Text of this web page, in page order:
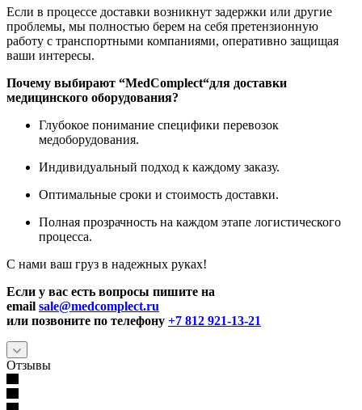
Если в процессе доставки возникнут задержки или другие
проблемы, мы полностью берем на себя претензионную
работу с транспортными компаниями, оперативно защищая
ваши интересы.
Почему выбирают “MedComplect“для доставки
медицинского оборудования?
Глубокое понимание специфики перевозок
медоборудования.
Индивидуальный подход к каждому заказу.
Оптимальные сроки и стоимость доставки.
Полная прозрачность на каждом этапе логистического
процесса.
С нами ваш груз в надежных руках!
Если у вас есть вопросы пишите на
email sale@medcomplect.ru
или позвоните по телефону +7 812 921-13-21
Отзывы